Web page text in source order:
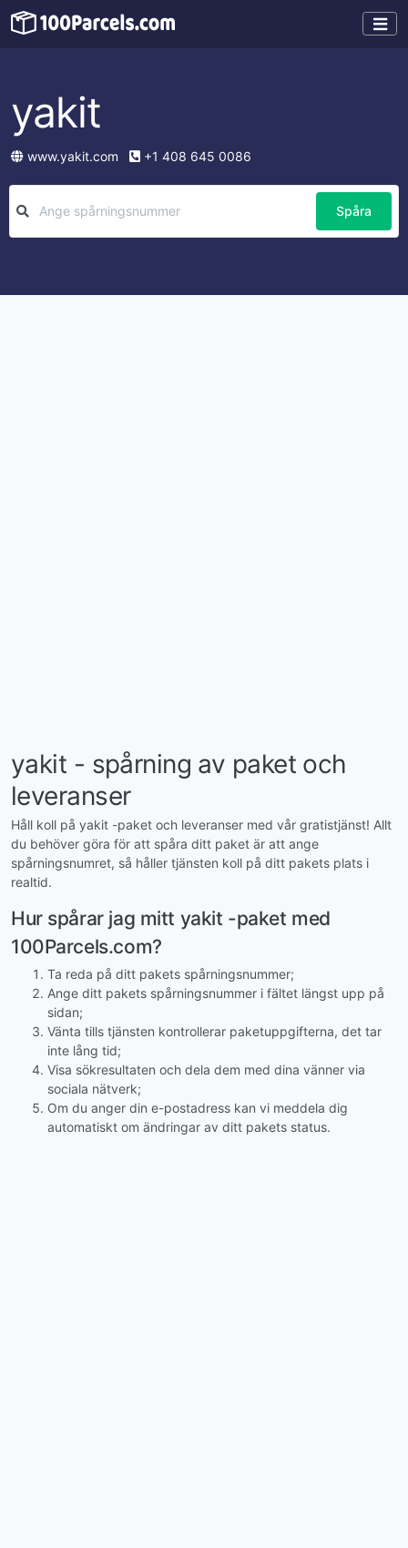
yakit
www.yakit.com +1 408 645 0086
Spåra
yakit - spårning av paket och
leveranser
Håll koll på yakit -paket och leveranser med vår gratistjänst! Allt
du behöver göra för att spåra ditt paket är att ange
spårningsnumret, så håller tjänsten koll på ditt pakets plats i
realtid.
Hur spårar jag mitt yakit -paket med
100Parcels.com?
Ta reda på ditt pakets spårningsnummer;
Ange ditt pakets spårningsnummer i fältet längst upp på
sidan;
Vänta tills tjänsten kontrollerar paketuppgifterna, det tar
inte lång tid;
Visa sökresultaten och dela dem med dina vänner via
sociala nätverk;
Om du anger din e-postadress kan vi meddela dig
automatiskt om ändringar av ditt pakets status.